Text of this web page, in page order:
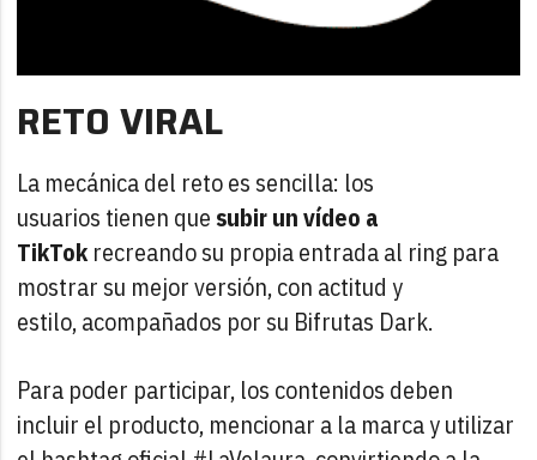
RETO VIRAL
La mecánica del reto es sencilla: los
usuarios tienen que subir un vídeo a
TikTokrecreando su propia entrada al ring para
mostrar su mejor versión, con actitud y
estilo, acompañados por su Bifrutas Dark.
Para poder participar, los contenidos deben
incluir el producto, mencionar a la marca y utilizar